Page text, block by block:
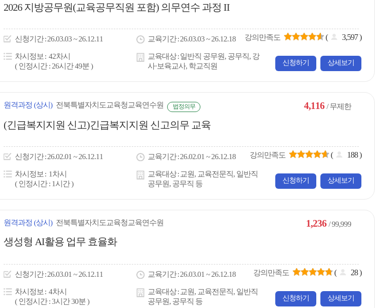
2026 지방공무원(교육공무직원 포함) 의무연수 과정 II
신청기간 26.03.03 ~ 26.12.11 교육기간 26.03.03 ~ 26.12.18
차시정보
42차시
( 인정시간 : 26시간 49분 )
교육대상 일반직 공무원, 공무직, 강
사·보육교사, 학교직원
강의만족도 ( 3,597)
신청하기 상세보기
원격과정 (상시) 전북특별자치도교육청교육연수원 법정의무
(긴급복지지원 신고)긴급복지지원 신고의무 교육
신청기간 26.02.01 ~ 26.12.11 교육기간 26.02.01 ~ 26.12.18
차시정보
1차시
( 인정시간 : 1시간 )
교육대상 교원, 교육전문직, 일반직
공무원, 공무직 등
강의만족도 ( 188)
4,116 / 무제한
신청하기 상세보기
원격과정 (상시) 전북특별자치도교육청교육연수원
생성형 AI활용 업무 효율화
신청기간 26.03.01 ~ 26.12.11 교육기간 26.03.01 ~ 26.12.18
차시정보
4차시
( 인정시간 : 3시간 30분 )
교육대상 교원, 교육전문직, 일반직
공무원, 공무직 등
강의만족도 ( 28)
1,236 / 99,999
신청하기 상세보기